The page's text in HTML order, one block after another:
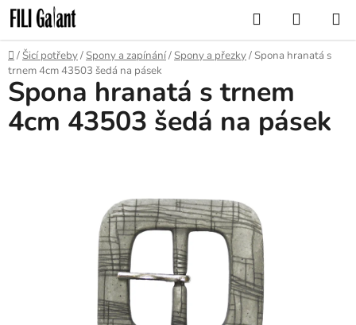
Přejít
na
obsah
Hledat
KOŠÍK
Domů
/Šicí potřeby/Spony a zapínání/Spony a přezky/Spona hranatá s
trnem 4cm 43503 šedá na pásek
Spona hranatá s trnem
4cm 43503 šedá na pásek